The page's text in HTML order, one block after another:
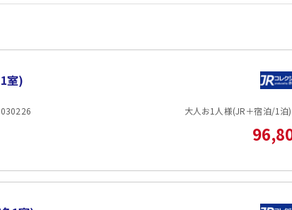
川温泉(熊本）・湯布院(大分）・阿蘇(熊本）・別府(大分）
（近い順）
(約1分)・久住ワイナリー(約5分)・くじゅう花公園(約5分)
室)
大人お1人様(JR＋宿泊/1泊